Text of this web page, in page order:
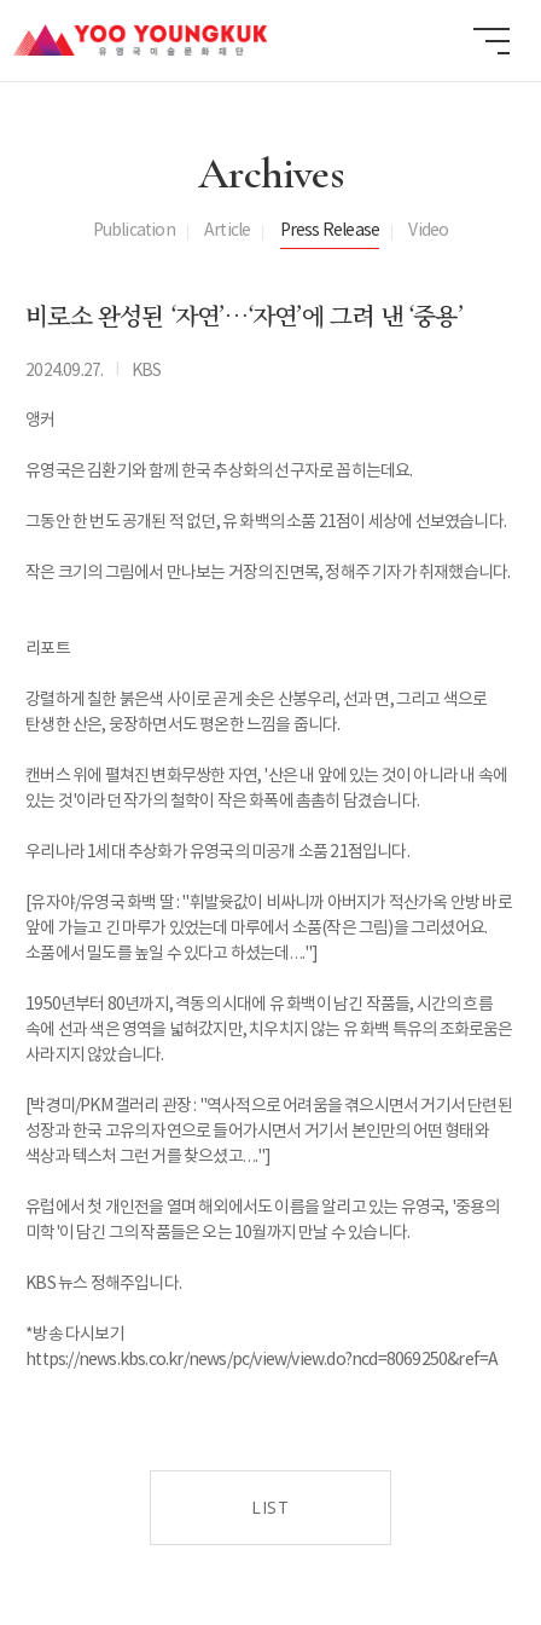
Archives
Publication Article Press Release Video
비로소 완성된 ‘자연’…‘자연’에 그려 낸 ‘중용’
2024.09.27. KBS
앵커
유영국은 김환기와 함께 한국 추상화의 선구자로 꼽히는데요.
그동안 한 번도 공개된 적 없던, 유 화백의 소품 21점이 세상에 선보였습니다.
작은 크기의 그림에서 만나보는 거장의 진면목, 정해주 기자가 취재했습니다.
리포트
강렬하게 칠한 붉은색 사이로 곧게 솟은 산봉우리, 선과 면, 그리고 색으로
탄생한 산은, 웅장하면서도 평온한 느낌을 줍니다.
캔버스 위에 펼쳐진 변화무쌍한 자연, '산은 내 앞에 있는 것이 아니라 내 속에
있는 것'이라던 작가의 철학이 작은 화폭에 촘촘히 담겼습니다.
우리나라 1세대 추상화가 유영국의 미공개 소품 21점입니다.
[유자야/유영국 화백 딸 : "휘발윳값이 비싸니까 아버지가 적산가옥 안방 바로
앞에 가늘고 긴 마루가 있었는데 마루에서 소품(작은 그림)을 그리셨어요.
소품에서 밀도를 높일 수 있다고 하셨는데…."]
1950년부터 80년까지, 격동의 시대에 유 화백이 남긴 작품들, 시간의 흐름
속에 선과 색은 영역을 넓혀갔지만, 치우치지 않는 유 화백 특유의 조화로움은
사라지지 않았습니다.
[박경미/PKM 갤러리 관장 : "역사적으로 어려움을 겪으시면서 거기서 단련된
성장과 한국 고유의 자연으로 들어가시면서 거기서 본인만의 어떤 형태와
색상과 텍스처 그런 거를 찾으셨고…."]
유럽에서 첫 개인전을 열며 해외에서도 이름을 알리고 있는 유영국, '중용의
미학'이 담긴 그의 작품들은 오는 10월까지 만날 수 있습니다.
KBS 뉴스 정해주입니다.
*방송 다시보기
https://news.kbs.co.kr/news/pc/view/view.do?ncd=8069250&ref=A
LIST